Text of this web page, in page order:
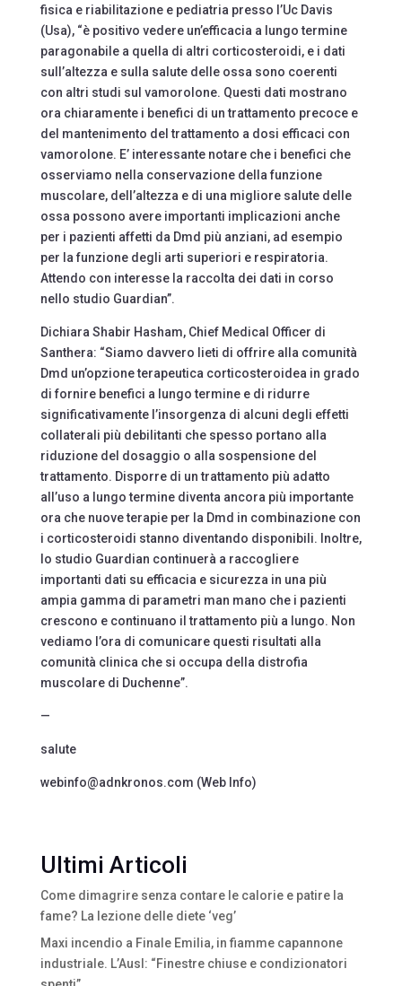
fisica e riabilitazione e pediatria presso l’Uc Davis
(Usa), “è positivo vedere un’efficacia a lungo termine
paragonabile a quella di altri corticosteroidi, e i dati
sull’altezza e sulla salute delle ossa sono coerenti
con altri studi sul vamorolone. Questi dati mostrano
ora chiaramente i benefici di un trattamento precoce e
del mantenimento del trattamento a dosi efficaci con
vamorolone. E’ interessante notare che i benefici che
osserviamo nella conservazione della funzione
muscolare, dell’altezza e di una migliore salute delle
ossa possono avere importanti implicazioni anche
per i pazienti affetti da Dmd più anziani, ad esempio
per la funzione degli arti superiori e respiratoria.
Attendo con interesse la raccolta dei dati in corso
nello studio Guardian”.
Dichiara Shabir Hasham, Chief Medical Officer di
Santhera: “Siamo davvero lieti di offrire alla comunità
Dmd un’opzione terapeutica corticosteroidea in grado
di fornire benefici a lungo termine e di ridurre
significativamente l’insorgenza di alcuni degli effetti
collaterali più debilitanti che spesso portano alla
riduzione del dosaggio o alla sospensione del
trattamento. Disporre di un trattamento più adatto
all’uso a lungo termine diventa ancora più importante
ora che nuove terapie per la Dmd in combinazione con
i corticosteroidi stanno diventando disponibili. Inoltre,
lo studio Guardian continuerà a raccogliere
importanti dati su efficacia e sicurezza in una più
ampia gamma di parametri man mano che i pazienti
crescono e continuano il trattamento più a lungo. Non
vediamo l’ora di comunicare questi risultati alla
comunità clinica che si occupa della distrofia
muscolare di Duchenne”.
—
salute
webinfo@adnkronos.com (Web Info)
Ultimi Articoli
Come dimagrire senza contare le calorie e patire la
fame? La lezione delle diete ‘veg’
Maxi incendio a Finale Emilia, in fiamme capannone
industriale. L’Ausl: “Finestre chiuse e condizionatori